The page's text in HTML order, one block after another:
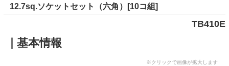
12.7sq.ソケットセット（六角）[10コ組]
TB410E
基本情報
※クリックで画像が拡大します